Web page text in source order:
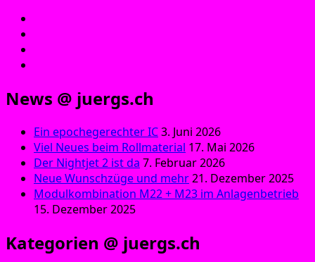
News @ juergs.ch
Ein epochegerechter IC3. Juni 2026
Viel Neues beim Rollmaterial 17. Mai 2026
Der Nightjet 2 ist da 7. Februar 2026
Neue Wunschzüge und mehr21. Dezember 2025
Modulkombination M22 + M23 im Anlagenbetrieb
15. Dezember 2025
Kategorien @ juergs.ch